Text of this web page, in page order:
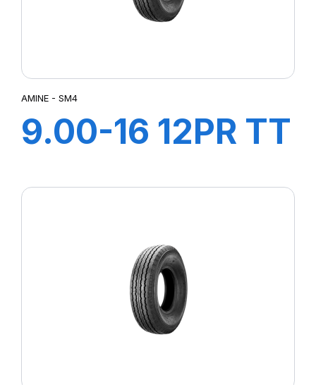
AMINE - SM4
9.00-16 12PR TT